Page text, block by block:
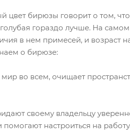
цвет бирюзы говорит о том,
гораздо лучше. На самом
в нем примесей, и возраст
о бирюзе:
во всем, очищает
своему владельцу
настроиться на